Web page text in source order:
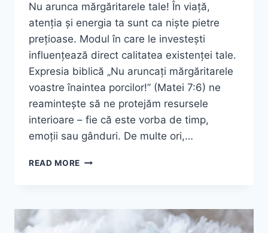
Nu arunca mărgăritarele tale! În viață,
atenția și energia ta sunt ca niște pietre
prețioase. Modul în care le investești
influențează direct calitatea existenței tale.
Expresia biblică „Nu aruncați mărgăritarele
voastre înaintea porcilor!” (Matei 7:6) ne
reamintește să ne protejăm resursele
interioare – fie că este vorba de timp,
emoții sau gânduri. De multe ori,…
READ MORE MĂRGĂRITARELE:
INTERIOARĂ